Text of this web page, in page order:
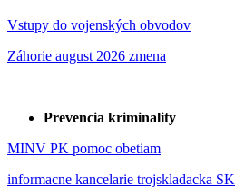
Vstupy do vojenských obvodov
Záhorie august 2026 zmena
Prevencia kriminality
MINV PK pomoc obetiam
informacne kancelarie trojskladacka SK